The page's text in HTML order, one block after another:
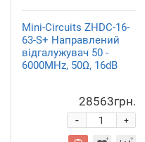
Mini-Circuits ZHDC-16-
63-S+ Направлений
відгалужувач 50 -
6000MHz, 50Ω, 16dB
28563грн.
+
-